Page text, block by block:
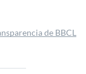
de BBCL